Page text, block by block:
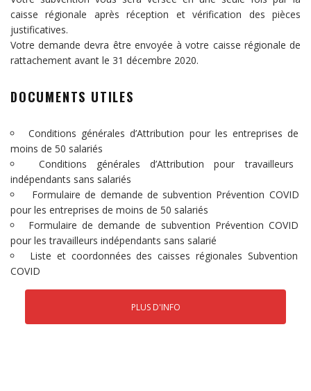
caisse régionale après réception et vérification des pièces
justificatives.
Votre demande devra être envoyée à votre caisse régionale de
rattachement avant le 31 décembre 2020.
DOCUMENTS UTILES
Conditions générales d’Attribution pour les entreprises de
moins de 50 salariés
Conditions générales d’Attribution pour travailleurs
indépendants sans salariés
Formulaire de demande de subvention Prévention COVID
pour les entreprises de moins de 50 salariés
Formulaire de demande de subvention Prévention COVID
pour les travailleurs indépendants sans salarié
Liste et coordonnées des caisses régionales Subvention
COVID
PLUS D'INFO